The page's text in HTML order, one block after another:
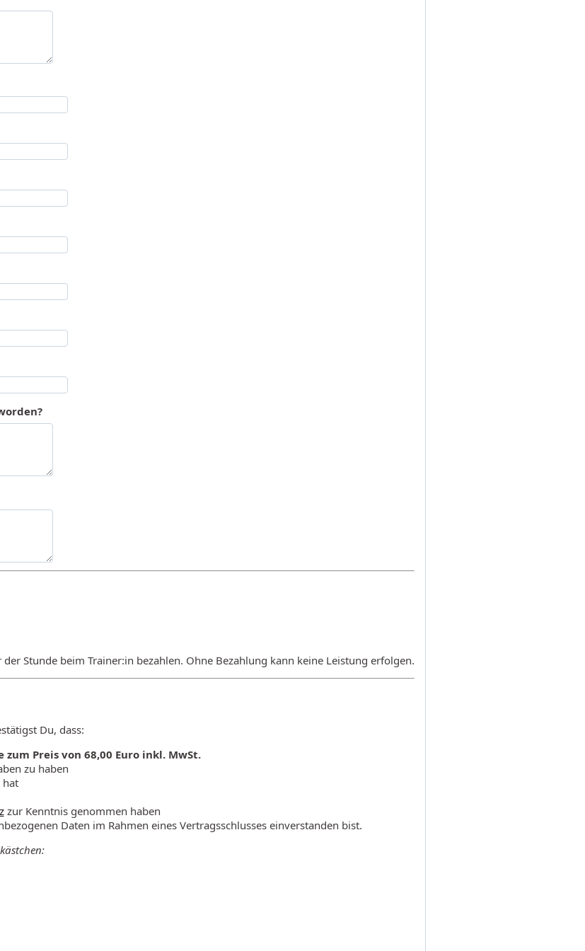
Stunde beim Trainer:in bezahlen. Ohne Bezahlung kann keine Leistung erfolgen.
Du, dass:
Preis von 68,00 Euro inkl. MwSt.
zu haben
hat
zur Kenntnis genommen haben
Daten im Rahmen eines Vertragsschlusses einverstanden bist.